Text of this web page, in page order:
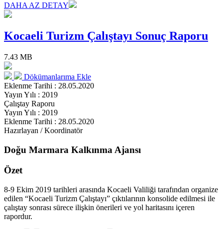
DAHA AZ DETAY
Kocaeli Turizm Çalıştayı Sonuç Raporu
7.43 MB
Dökümanlarıma Ekle
Eklenme Tarihi : 28.05.2020
Yayın Yılı : 2019
Çalıştay Raporu
Yayın Yılı : 2019
Eklenme Tarihi : 28.05.2020
Hazırlayan / Koordinatör
Doğu Marmara Kalkınma Ajansı
Özet
8-9 Ekim 2019 tarihleri arasında Kocaeli Valiliği tarafından organize
edilen “Kocaeli Turizm Çalıştayı” çıktılarının konsolide edilmesi ile
çalıştay sonrası sürece ilişkin önerileri ve yol haritasını içeren
rapordur.